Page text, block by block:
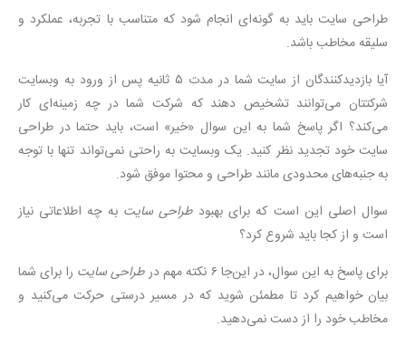
طراحی سایت باید به گونه‌ای انجام شود که متناسب با تجربه، عملکرد و
سلیقه مخاطب باشد.
آیا بازدیدکنندگان از سایت شما در مدت ۵ ثانیه پس از ورود به وبسایت
شرکتتان می‌توانند تشخیص دهند که شرکت شما در چه زمینه‌ای کار
می‌کند؟ اگر پاسخ شما به این سوال «خیر» است، باید حتما در طراحی
سایت خود تجدید نظر کنید. یک وبسایت به راحتی نمی‌تواند تنها با توجه
به جنبه‌های محدودی مانند طراحی و محتوا موفق شود.
سوال اصلی این است که برای بهبود طراحی سایتبه چه اطلاعاتی نیاز
است و از کجا باید شروع کرد؟
برای پاسخ به این سوال، در این‌جا ۶ نکته مهم در
طراحی سایترا برای شما
بیان خواهیم کرد تا مطمئن شوید که در مسیر درستی حرکت می‌کنید و
مخاطب خود را از دست نمی‌دهید.